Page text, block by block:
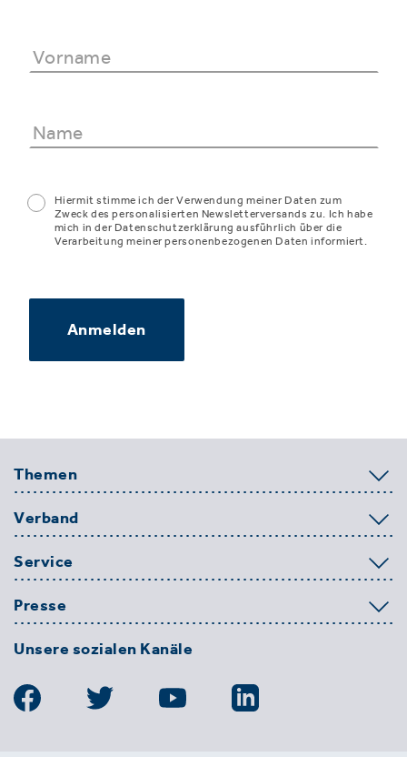
Hiermit stimme ich der Verwendung meiner Daten zum
Zweck des personalisierten Newsletterversands zu. Ich habe
mich in der Datenschutzerklärung ausführlich über die
Verarbeitung meiner personenbezogenen Daten informiert.
Anmelden
Themen
Verband
Service
Presse
Unsere sozialen Kanäle